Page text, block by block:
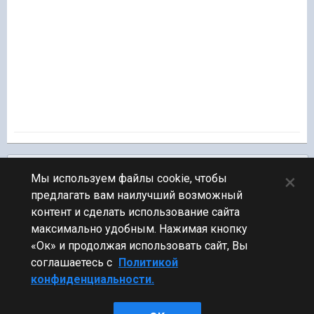
ПЕРЕЙТИ К СПИСКУ ТЕМ
Обсуждение Мира Кораблей
Стиль
Мы используем файлы cookie, чтобы
предлагать вам наилучший возможный
контент и сделать использование сайта
максимально удобным. Нажимая кнопку
«Ок» и продолжая использовать сайт, Вы
соглашаетесь с Политикой
конфиденциальности.
×